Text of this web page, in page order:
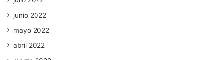
junio 2022
mayo 2022
abril 2022